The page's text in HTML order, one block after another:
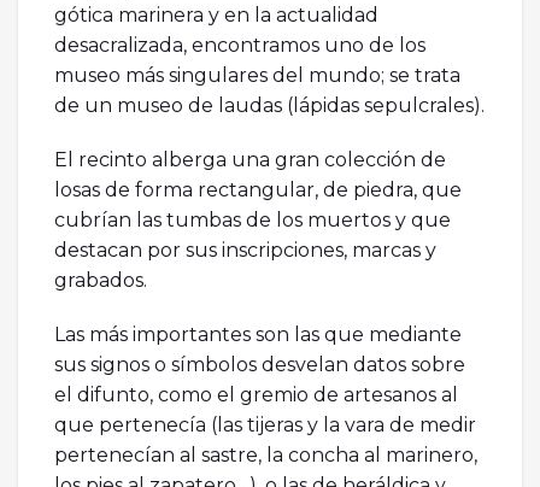
gótica marinera y en la actualidad
desacralizada, encontramos uno de los
museo más singulares del mundo; se trata
de un museo de laudas (lápidas sepulcrales).
El recinto alberga una gran colección de
losas de forma rectangular, de piedra, que
cubrían las tumbas de los muertos y que
destacan por sus inscripciones, marcas y
grabados.
Las más importantes son las que mediante
sus signos o símbolos desvelan datos sobre
el difunto, como el gremio de artesanos al
que pertenecía (las tijeras y la vara de medir
pertenecían al sastre, la concha al marinero,